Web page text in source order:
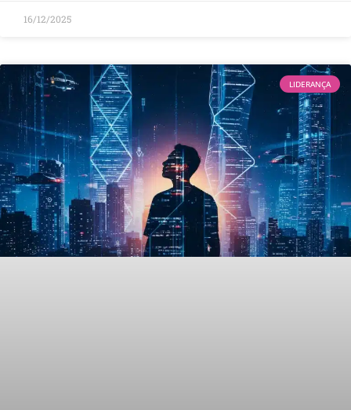
16/12/2025
LIDERANÇA